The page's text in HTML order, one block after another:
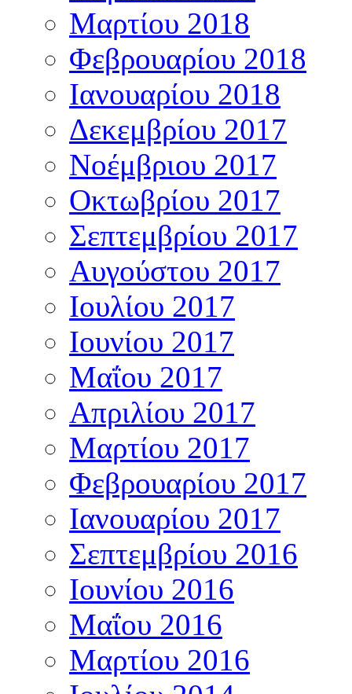
Μαρτίου 2018
Φεβρουαρίου 2018
Ιανουαρίου 2018
Δεκεμβρίου 2017
Νοέμβριου 2017
Οκτωβρίου 2017
Σεπτεμβρίου 2017
Αυγούστου 2017
Ιουλίου 2017
Ιουνίου 2017
Μαΐου 2017
Απριλίου 2017
Μαρτίου 2017
Φεβρουαρίου 2017
Ιανουαρίου 2017
Σεπτεμβρίου 2016
Ιουνίου 2016
Μαΐου 2016
Μαρτίου 2016